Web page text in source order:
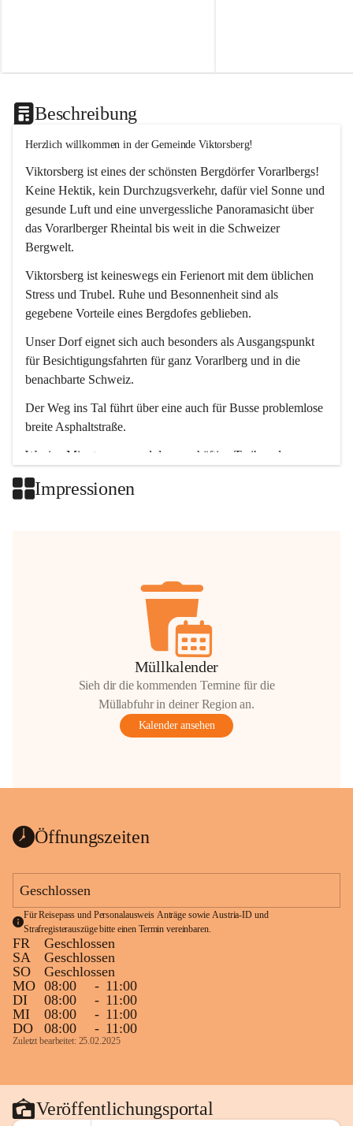
Beschreibung
Herzlich willkommen in der Gemeinde Viktorsberg!
Viktorsberg ist eines der schönsten Bergdörfer Vorarlbergs!
Keine Hektik, kein Durchzugsverkehr, dafür viel Sonne und
gesunde Luft und eine unvergessliche Panoramasicht über
das Vorarlberger Rheintal bis weit in die Schweizer
Bergwelt.
Viktorsberg ist keineswegs ein Ferienort mit dem üblichen
Stress und Trubel. Ruhe und Besonnenheit sind als
gegebene Vorteile eines Bergdofes geblieben.
Unser Dorf eignet sich auch besonders als Ausgangspunkt
für Besichtigungsfahrten für ganz Vorarlberg und in die
benachbarte Schweiz.
Der Weg ins Tal führt über eine auch für Busse problemlose
breite Asphaltstraße.
Wenige Minuten nur, und das geschäftige Treiben der
Impressionen
Müllkalender
Sieh dir die kommenden Termine für die
Müllabfuhr in deiner Region an.
Kalender ansehen
Öffnungszeiten
Geschlossen
Für Reisepass und Personalausweis Anträge sowie Austria-ID und
Strafregisterauszüge bitte einen Termin vereinbaren.
FR
Geschlossen
SA
Geschlossen
SO
Geschlossen
MO 08:00 - 11:00
DI
08:00 - 11:00
MI
08:00 - 11:00
DO
08:00 - 11:00
Zuletzt bearbeitet: 25.02.2025
Veröffentlichungsportal